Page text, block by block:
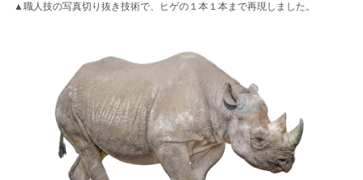
▲職人技の写真切り抜き技術で、ヒゲの１本１本まで再現しました。